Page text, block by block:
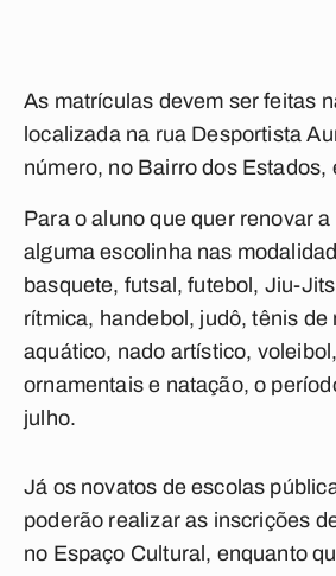
As matrículas devem ser feitas
localizada na rua Desportista
número, no Bairro dos Estados,
Para o aluno que quer renovar
alguma escolinha nas
basquete, futsal, futebol, Jiu-
rítmica, handebol, judô, tênis de
aquático, nado artístico,
ornamentais e natação, o
julho.
Já os novatos de escolas
poderão realizar as inscrições
no Espaço Cultural, enquanto